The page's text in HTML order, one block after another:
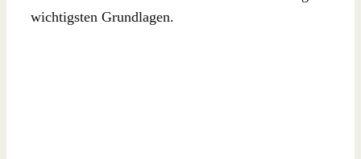
wichtigsten Grundlagen.